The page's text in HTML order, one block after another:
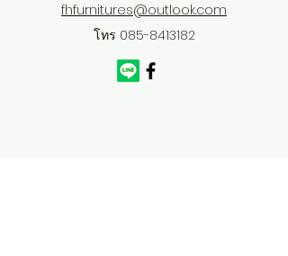
fhfurnitures@outlook.com
โทร 085-8413182